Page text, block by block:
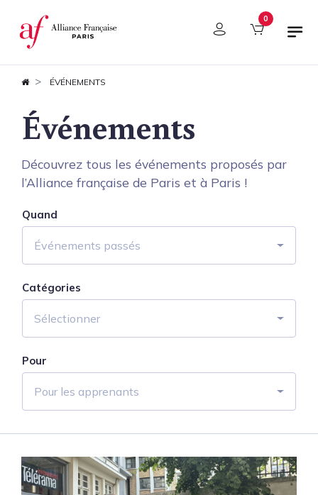
Panneau de gestion des cookies 0
ÉVÉNEMENTS
Événements
Découvrez tous les événements proposés par
l’Alliance française de Paris et à Paris !
Quand
Événements passés
Catégories
Sélectionner
Pour
Pour les apprenants